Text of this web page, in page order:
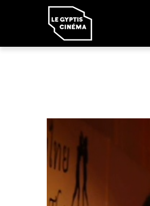
Panneau de gestion des cookies